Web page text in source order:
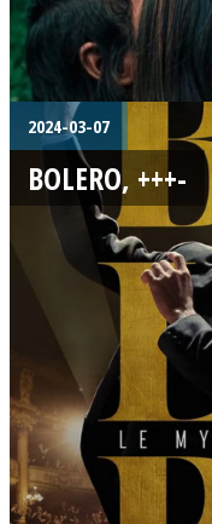
2024-03-07
BOLERO, +++-